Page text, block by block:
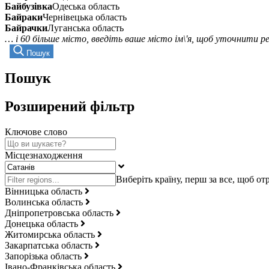
БайбузівкаОдеська область
БайракиЧернівецька область
БайрачкиЛуганська область
… і 60 більше місто, введіть ваше місто ім\'я, щоб уточнити
Пошук
Пошук
Розширений фільтр
Ключове слово
Місцезнаходження
Вінницька область
Волинська область
Дніпропетровська область
Донецька область
Житомирська область
Закарпатська область
Запорізька область
Івано-Франківська область